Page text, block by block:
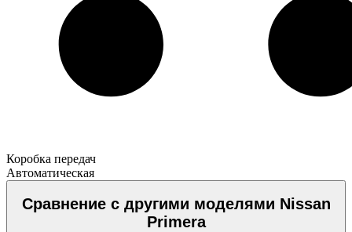
Коробка передач
Автоматическая
Сравнение с другими моделями Nissan
Primera